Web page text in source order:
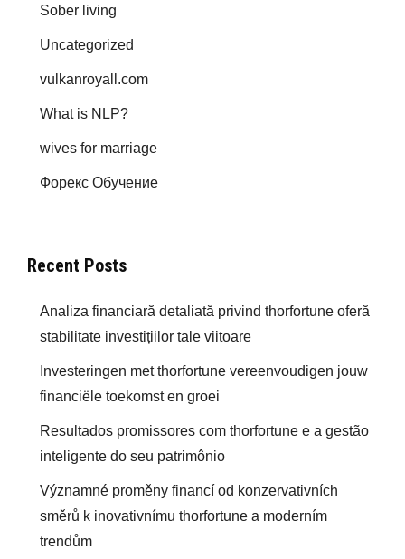
Sober living
Uncategorized
vulkanroyall.com
What is NLP?
wives for marriage
Форекс Обучение
Recent Posts
Analiza financiară detaliată privind thorfortune oferă
stabilitate investițiilor tale viitoare
Investeringen met thorfortune vereenvoudigen jouw
financiële toekomst en groei
Resultados promissores com thorfortune e a gestão
inteligente do seu patrimônio
Významné proměny financí od konzervativních
směrů k inovativnímu thorfortune a moderním
trendům